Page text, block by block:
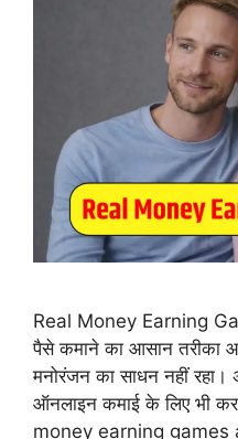
Real Money Earning
पैसे कमाने का आसान तरीका
मनोरंजन का साधन नहीं रहा।
ऑनलाइन कमाई के लिए भी
money earning games